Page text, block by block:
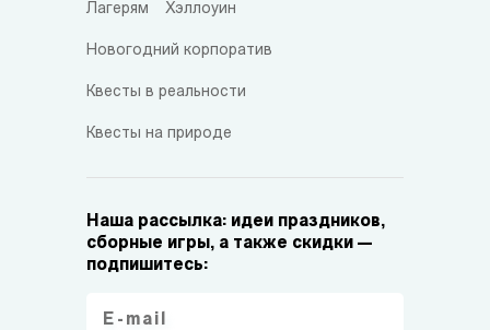
Лагерям Хэллоуин
Новогодний корпоратив
Квесты в реальности
Квесты на природе
Наша рассылка: идеи праздников,
сборные игры, а также скидки —
подпишитесь: